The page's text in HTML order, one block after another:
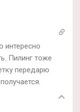
интересно
Пилинг тоже
передарю